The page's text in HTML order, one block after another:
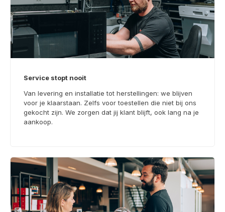
Service stopt nooit
Van levering en installatie tot herstellingen: we blijven
voor je klaarstaan. Zelfs voor toestellen die niet bij ons
gekocht zijn. We zorgen dat jij klant blijft, ook lang na je
aankoop.